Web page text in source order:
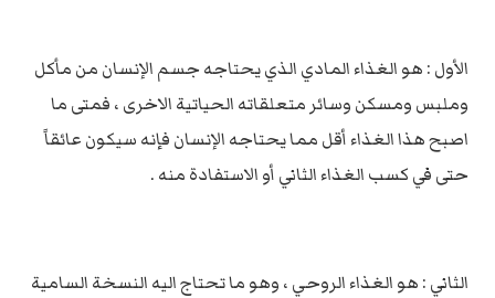
الأول : هو الغذاء المادي الذي يحتاجه جسم الإنسان من مأكل
وملبس ومسكن وسائر متعلقاته الحياتية الاخرى ، فمتى ما
اصبح هذا الغذاء أقل مما يحتاجه الإنسان فإنه سيكون عائقاً
حتى في كسب الغذاء الثاني أو الاستفادة منه .
الثاني : هو الغذاء الروحي ، وهو ما تحتاج اليه النسخة السامية